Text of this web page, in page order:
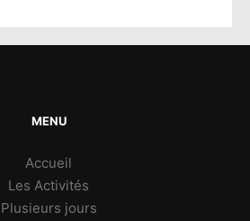
MENU
Accueil
Les Activités
Plusieurs jours